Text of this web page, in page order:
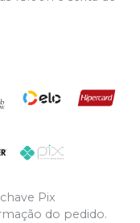
Pix
do pedido.